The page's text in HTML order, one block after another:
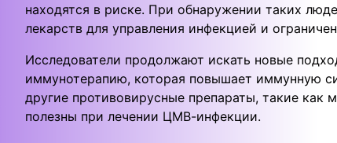
находятся в риске. При обнаружении таких
лекарств для управления инфекцией и
Исследователи продолжают искать новые
иммунотерапию, которая повышает иммунную
другие противовирусные препараты, такие
полезны при лечении ЦМВ-инфекции.